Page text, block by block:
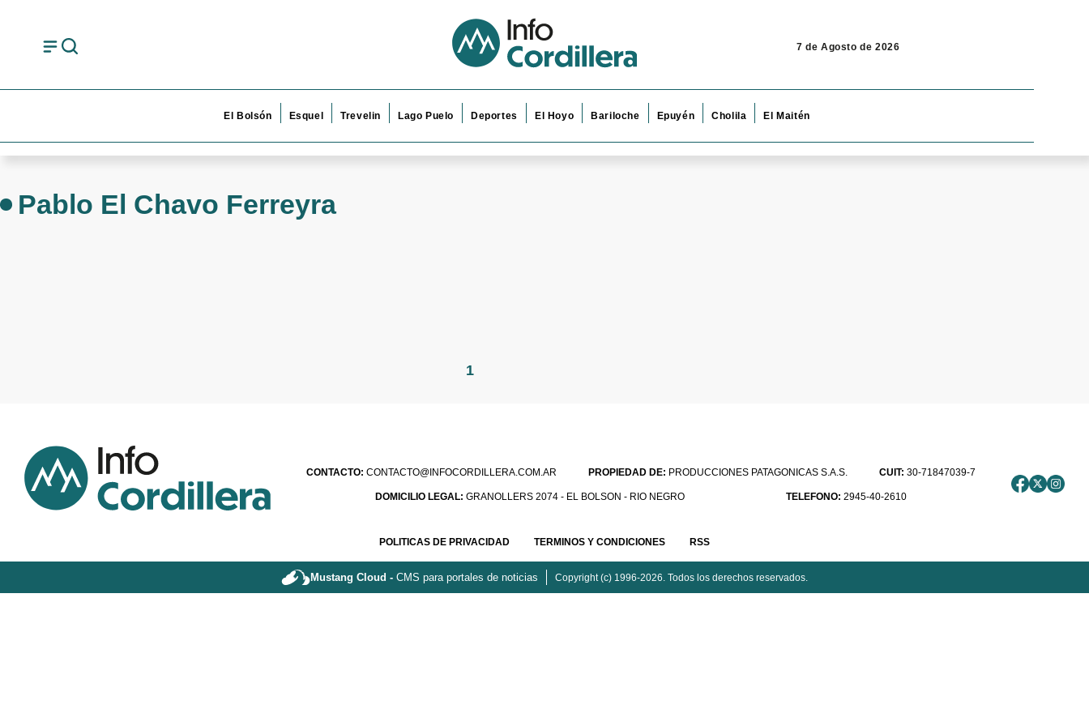
7 de Agosto de 2026
El Bolsón Esquel Trevelin Lago Puelo Deportes El Hoyo Bariloche Epuyén Cholila El Maitén
Pablo El Chavo Ferreyra
1
CONTACTO: CONTACTO@INFOCORDILLERA.COM.AR PROPIEDAD DE: PRODUCCIONES PATAGONICAS S.A.S. CUIT: 30-71847039-7
DOMICILIO LEGAL:GRANOLLERS 2074 - EL BOLSON - RIO NEGRO TELEFONO: 2945-40-2610
POLITICAS DE PRIVACIDAD TERMINOS Y CONDICIONES RSS
Mustang Cloud - CMS para portales de noticias Copyright (c) 1996-2026. Todos los derechos reservados.